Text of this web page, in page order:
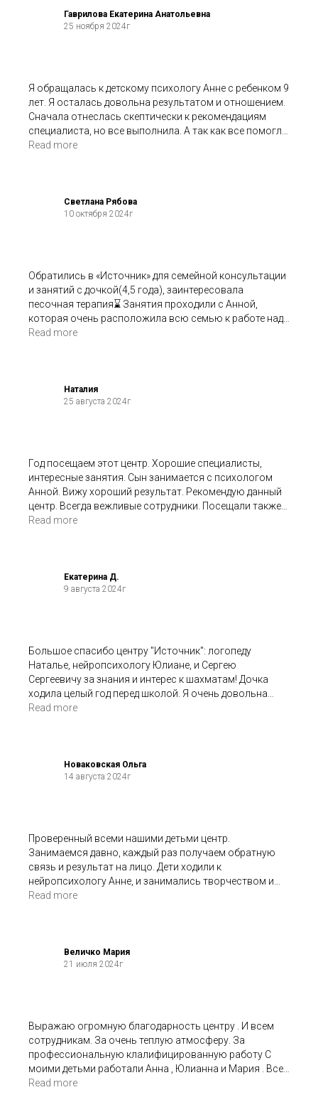
Гаврилова Екатерина Анатольевна
25 ноября 2024г
Я обращалась к детскому психологу Анне с ребенком 9
лет. Я осталась довольна результатом и отношением.
Сначала отнеслась скептически к рекомендациям
специалиста, но все выполнила. А так как все помогло
и мы решили нашу ситуацию, могу сказать, что нам
Read more
Светлана Рябова
10 октября 2024г
Обратились в «Источник» для семейной консультации
и занятий с дочкой(4,5 года), заинтересовала
песочная терапия⌛️ Занятия проходили с Анной,
которая очень расположила всю семью к работе над
имеющимися вопросами😊 После курса в 8 занятий
активности🤹‍♀️ Безусловно, для решения
психологических моментов необходимо большее
сторону, спасибо!🧡
Read more
Наталия
25 августа 2024г
Год посещаем этот центр. Хорошие специалисты,
интересные занятия. Сын занимается с психологом
Анной. Вижу хороший результат. Рекомендую данный
центр. Всегда вежливые сотрудники. Посещали также
творческие занятия по изолепке и театральному
Read more
Екатерина Д.
9 августа 2024г
Большое спасибо центру "Источник": логопеду
Наталье, нейропсихологу Юлиане, и Сергею
Сергеевичу за знания и интерес к шахматам! Дочка
ходила целый год перед школой. Я очень довольна
результатом: улучшилась концентрация внимания,
развернутый ответ, легко составляет рассказы по
картинкам и т.д. А шахматы стали большим увлечением
объясняете и помогаете в решении проблем и
вопросов в процессе взросления детей!
Read more
Новаковская Ольга
14 августа 2024г
Проверенный всеми нашими детьми центр.
Занимаемся давно, каждый раз получаем обратную
связь и результат на лицо. Дети ходили к
нейропсихологу Анне, и занимались творчеством и
развитием с Ольгой и шахматами с Сергеем
большое! Желаем вам приятной работы и развития!
Read more
Величко Мария
21 июля 2024г
Выражаю огромную благодарность центру . И всем
сотрудникам. За очень теплую атмосферу. За
профессиональную клалифицированную работу С
моими детьми работали Анна , Юлианна и Мария . Все
нашли поход к детям и решали наши вопросы .
Read more